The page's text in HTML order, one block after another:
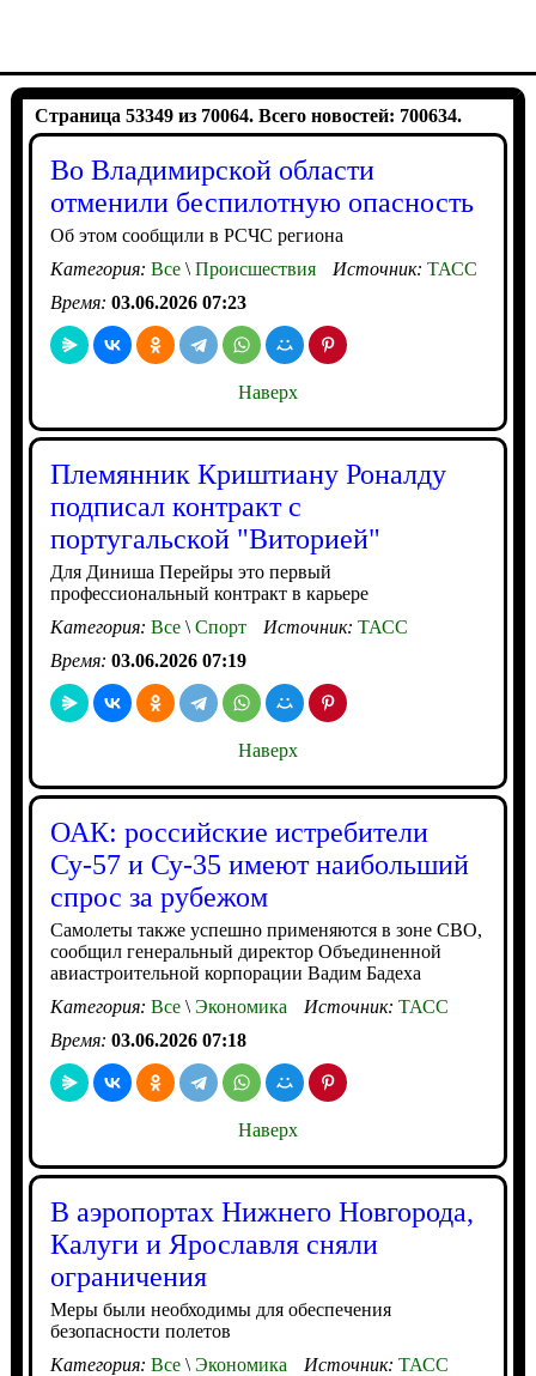
Страница 53349 из 70064. Всего новостей: 700634.
Во Владимирской области
отменили беспилотную опасность
Об этом сообщили в РСЧС региона
Категория: Все\Происшествия Источник: ТАСС
Время: 03.06.2026 07:23
Наверх
Племянник Криштиану Роналду
подписал контракт с
португальской "Виторией"
Для Диниша Перейры это первый
профессиональный контракт в карьере
Категория: Все\Спорт Источник: ТАСС
Время: 03.06.2026 07:19
Наверх
ОАК: российские истребители
Су-57 и Су-35 имеют наибольший
спрос за рубежом
Самолеты также успешно применяются в зоне СВО,
сообщил генеральный директор Объединенной
авиастроительной корпорации Вадим Бадеха
Категория: Все\Экономика Источник: ТАСС
Время: 03.06.2026 07:18
Наверх
В аэропортах Нижнего Новгорода,
Калуги и Ярославля сняли
ограничения
Меры были необходимы для обеспечения
безопасности полетов
Категория: Все\Экономика Источник: ТАСС